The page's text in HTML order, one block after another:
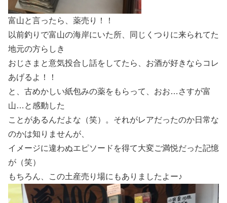
富山と言ったら、薬売り！！
以前釣りで富山の海岸にいた所、同じくつりに来られてた
地元の方らしき
おじさまと意気投合し話をしてたら、お酒が好きならコレ
あげるよ！！
と、古めかしい紙包みの薬をもらって、おお…さすが富
山…と感動した
ことがあるんだよな（笑）。それがレアだったのか日常な
のかは知りませんが、
イメージに違わぬエピソードを得て大変ご満悦だった記憶
が（笑）
もちろん、この土産売り場にもありましたよー♪